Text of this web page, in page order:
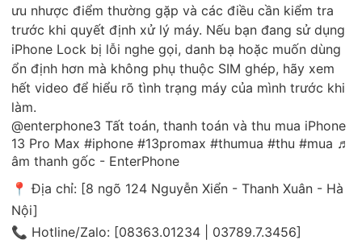
ưu nhược điểm thường gặp và các điều cần kiểm tra
trước khi quyết định xử lý máy. Nếu bạn đang sử dụng
iPhone Lock bị lỗi nghe gọi, danh bạ hoặc muốn dùng
ổn định hơn mà không phụ thuộc SIM ghép, hãy xem
hết video để hiểu rõ tình trạng máy của mình trước khi
làm.
@enterphone3 Tất toán, thanh toán và thu mua iPhone
13 Pro Max #iphone #13promax #thumua #thu #mua ♬
âm thanh gốc - EnterPhone
📍 Địa chỉ: [8 ngõ 124 Nguyễn Xiển - Thanh Xuân - Hà
Nội]
📞 Hotline/Zalo: [08363.01234 | 03789.7.3456]